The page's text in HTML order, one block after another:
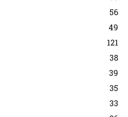
56
49
121
38
39
35
33